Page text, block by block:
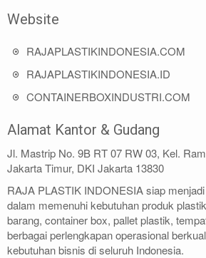
Website
RAJAPLASTIKINDONESIA.COM
RAJAPLASTIKINDONESIA.ID
CONTAINERBOXINDUSTRI.COM
Alamat Kantor & Gudang
Jl. Mastrip No. 9B RT 07 RW 03, Kel.
Jakarta Timur, DKI Jakarta 13830
RAJA PLASTIK INDONESIA siap
dalam memenuhi kebutuhan produk
barang, container box, pallet plastik,
berbagai perlengkapan operasional
kebutuhan bisnis di seluruh Indonesia.